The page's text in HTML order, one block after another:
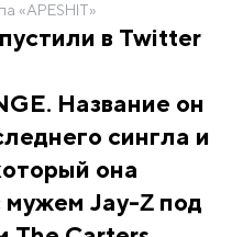
«APESHIT»
в Twitter
Название он
сингла и
она
мужем Jay-Ζ под